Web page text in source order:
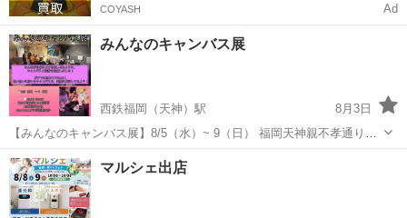
COYASH Ad
みんなのキャンバス展
西鉄福岡（天神）駅
8月3日
【みんなのキャンバス展】8/5（水）~ 9（日） 福岡天神親不孝通りの
BARをお昼に間借りして、「交流＆体験」型ARTイベントを開催しま
す🎨 キャンバスと画材を用意しているので、だれでも自由に描いて、
実際に壁...
福岡 福岡市 西鉄福岡（天神）駅
マルシェ出店